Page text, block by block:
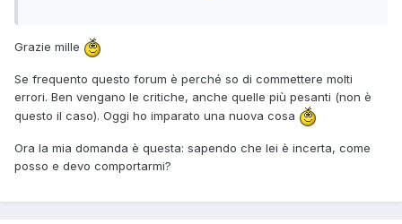
Grazie mille
Se frequento questo forum è perché so di commettere molti
errori. Ben vengano le critiche, anche quelle più pesanti (non è
questo il caso). Oggi ho imparato una nuova cosa
Ora la mia domanda è questa: sapendo che lei è incerta, come
posso e devo comportarmi?